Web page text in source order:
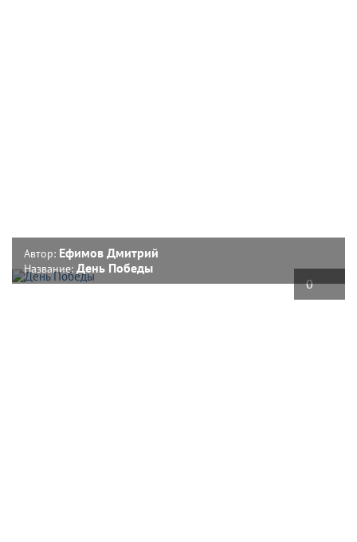
0
Автор: Ефимов Дмитрий
Название: День Победы